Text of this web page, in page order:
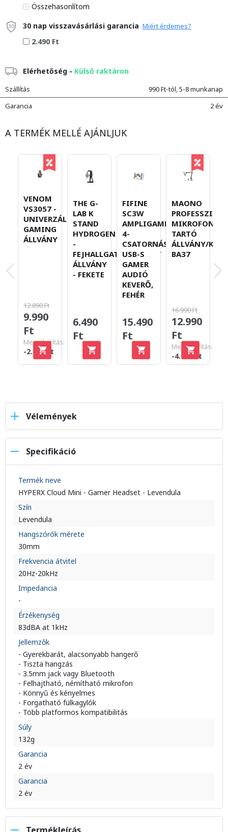
Összehasonlítom
30 nap visszavásárlási garancia Miért érdemes?
2.490 Ft
Elérhetőség - Külső raktáron
Szállítás
990 Ft-tól, 5-8 munkanap
Garancia
2 év
A TERMÉK MELLÉ AJÁNLJUK
VENOM
VS3057 -
UNIVERZÁLIS
GAMING
ÁLLVÁNY
12.890 Ft
9.990
Ft
Megtakarítás:
-2.900 Ft
THE G-
LAB K
STAND
HYDROGEN
-
FEJHALLGATÓ/HEADSET
ÁLLVÁNY
- FEKETE
6.490
Ft
FIFINE
SC3W
AMPLIGAME,
4-
CSATORNÁS
USB-S
GAMER
AUDIÓ
KEVERŐ,
FEHÉR
15.490
Ft
MAONO
MIKROFON
TARTÓ
ÁLLVÁNY/KAR
BA37
16.990 Ft
12.990
Ft
Megtakarítás:
-4.000 Ft
Vélemények
Specifikáció
Termék neve
HYPERX Cloud Mini - Gamer Headset - Levendula
Szín
Levendula
Hangszórók mérete
30mm
Frekvencia átvitel
20Hz-20kHz
Impedancia
-
Érzékenység
83dBA at 1kHz
Jellemzők
- Gyerekbarát, alacsonyabb hangerő
- Tiszta hangzás
- 3.5mm jack vagy Bluetooth
- Felhajtható, némítható mikrofon
- Könnyű és kényelmes
- Forgatható fülkagylók
- Több platformos kompatibilitás
Súly
132g
Garancia
2 év
Garancia
2 év